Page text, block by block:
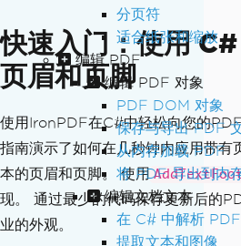
分页符
适合纸张和缩放
编辑 PDF
编辑 PDF 对象
PDF DOM 对象
保存与导出 PDF
从内存加载 PDF
将 PDF 导出到内
编辑文档文本
在 C# 中解析 PDF
提取文本和图像
快速入门：使用
页眉和页脚
使用IronPDF在C#中轻松向您的
指南演示了如何在几秒钟内应用带有
本的页眉和页脚。 使用
现。 通过最少的代码保存更新后的
业的外观。